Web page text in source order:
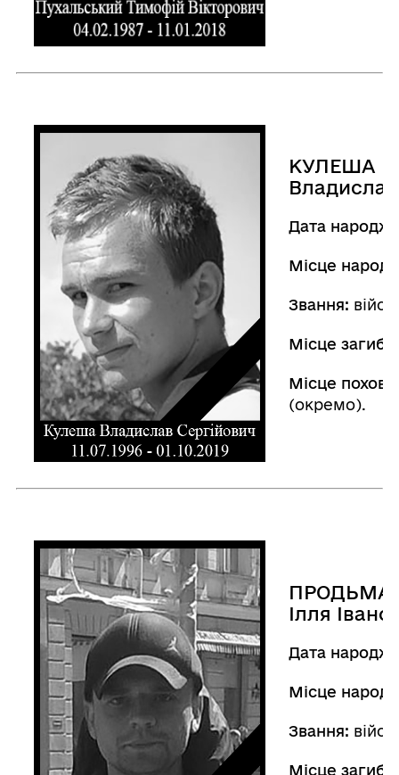
КУЛЕША
Дата
Місце
Звання:
Місце
Місце
(окремо).
ПРОДЬМА
Ілля
Дата
Місце
Звання:
Місце